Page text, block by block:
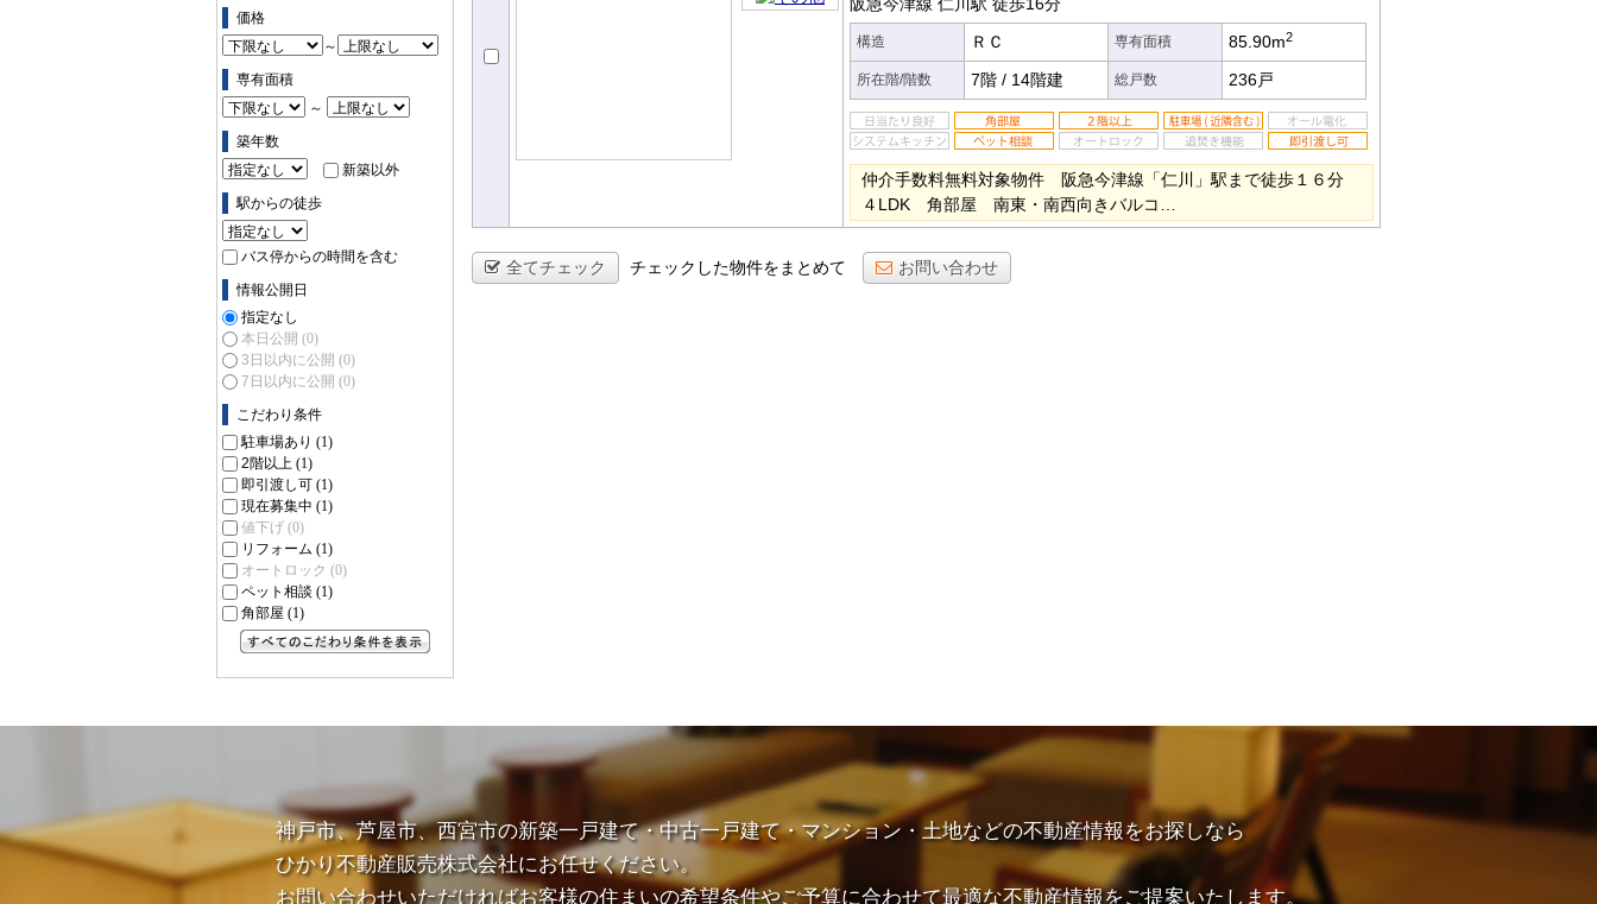
価格
～
専有面積
～
築年数
新築以外
駅からの徒歩
バス停からの時間を含む
情報公開日
指定なし
本日公開 (0)
3日以内に公開 (0)
7日以内に公開 (0)
こだわり条件
駐車場あり (1)
2階以上 (1)
即引渡し可 (1)
現在募集中 (1)
値下げ (0)
リフォーム (1)
オートロック (0)
ペット相談 (1)
角部屋 (1)
構造 ＲＣ 専有面積 85.90m2
所在階/階数 7階 / 14階建 総戸数 236戸
仲介手数料無料対象物件 阪急今津線「仁川」駅まで徒歩１６分
４LDK 角部屋 南東・南西向きバルコ…
全てチェック チェックした物件をまとめて お問い合わせ
神戸市、芦屋市、西宮市の新築一戸建て・中古一戸建て・マンション・土地などの不動産情報をお探しなら
ひかり不動産販売株式会社にお任せください。
お問い合わせいただければお客様の住まいの希望条件やご予算に合わせて最適な不動産情報をご提案いたします。